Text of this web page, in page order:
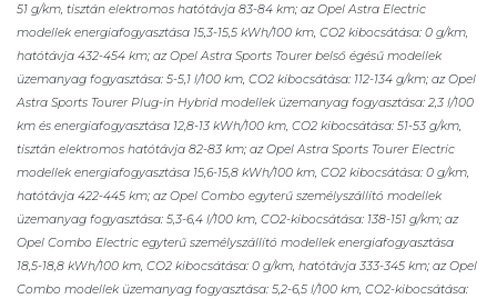
51 g/km, tisztán elektromos hatótávja 83-84 km; az Opel Astra Electric
modellek energiafogyasztása 15,3-15,5 kWh/100 km, CO2 kibocsátása: 0 g/km,
hatótávja 432-454 km; az Opel Astra Sports Tourer belső égésű modellek
üzemanyag fogyasztása: 5-5,1 l/100 km, CO2 kibocsátása: 112-134 g/km; az Opel
Astra Sports Tourer Plug-in Hybrid modellek üzemanyag fogyasztása: 2,3 l/100
km és energiafogyasztása 12,8-13 kWh/100 km, CO2 kibocsátása: 51-53 g/km,
tisztán elektromos hatótávja 82-83 km; az Opel Astra Sports Tourer Electric
modellek energiafogyasztása 15,6-15,8 kWh/100 km, CO2 kibocsátása: 0 g/km,
hatótávja 422-445 km; az Opel Combo egyterű személyszállító modellek
üzemanyag fogyasztása: 5,3-6,4 l/100 km, CO2-kibocsátása: 138-151 g/km; az
Opel Combo Electric egyterű személyszállító modellek energiafogyasztása
18,5-18,8 kWh/100 km, CO2 kibocsátása: 0 g/km, hatótávja 333-345 km; az Opel
Combo modellek üzemanyag fogyasztása: 5,2-6,5 l/100 km, CO2-kibocsátása: